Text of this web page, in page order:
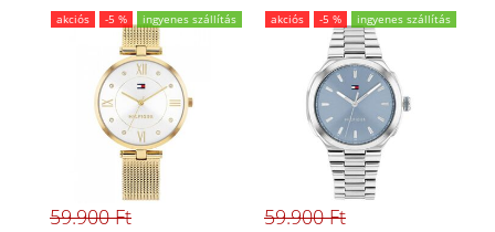
akciós -5 % ingyenes szállítás
59.900 Ft
akciós -5 % ingyenes szállítás
59.900 Ft